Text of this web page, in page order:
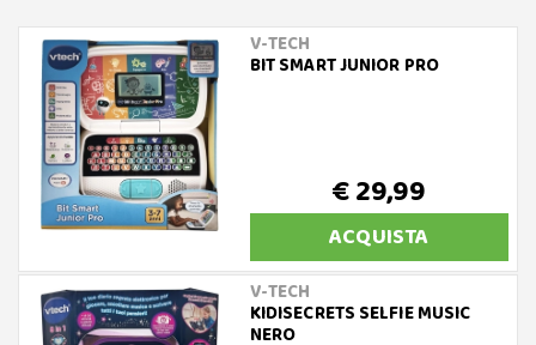
V-TECH
BIT SMART JUNIOR PRO
€ 29,99
ACQUISTA
V-TECH
KIDISECRETS SELFIE MUSIC
NERO